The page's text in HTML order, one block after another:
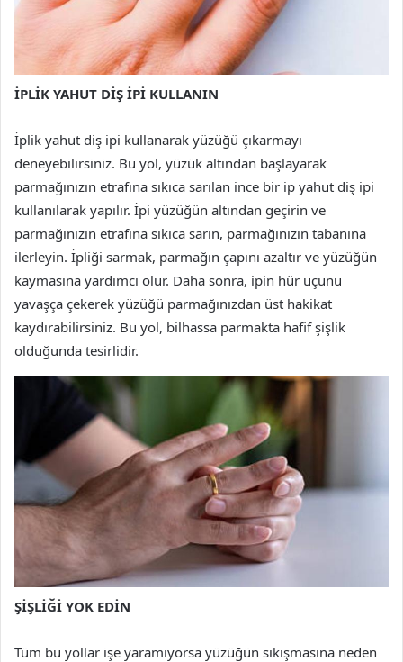
İPLİK YAHUT DİŞ İPİ KULLANIN
İplik yahut diş ipi kullanarak yüzüğü çıkarmayı
deneyebilirsiniz. Bu yol, yüzük altından başlayarak
parmağınızın etrafına sıkıca sarılan ince bir ip yahut diş ipi
kullanılarak yapılır. İpi yüzüğün altından geçirin ve
parmağınızın etrafına sıkıca sarın, parmağınızın tabanına
ilerleyin. İpliği sarmak, parmağın çapını azaltır ve yüzüğün
kaymasına yardımcı olur. Daha sonra, ipin hür uçunu
yavaşça çekerek yüzüğü parmağınızdan üst hakikat
kaydırabilirsiniz. Bu yol, bilhassa parmakta hafif şişlik
olduğunda tesirlidir.
ŞİŞLİĞİ YOK EDİN
Tüm bu yollar işe yaramıyorsa yüzüğün sıkışmasına neden